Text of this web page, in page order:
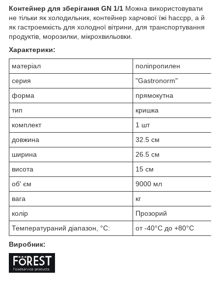
Контейнер для зберігання GN 1/1 Можна використовувати
не тільки як холодильник, контейнер харчової їжі haccpp, а й
як гастроемкість для холодної вітрини, для транспортування
продуктів, морозилки, мікрохвильовки.
Характерики:
матеріал
поліпропилен
серия
"Gastronorm"
форма
прямокутна
тип
кришка
комплект
1 шт
довжина
32.5 см
ширина
26.5 см
висота
15 см
об' єм
9000 мл
вага
кг
колір
Прозорий
Температураний діапазон, °C:
от -40°С до +80°C
Виробник: